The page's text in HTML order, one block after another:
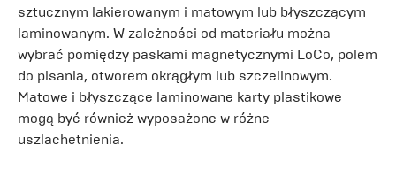
sztucznym lakierowanym i matowym lub błyszczącym
laminowanym. W zależności od materiału można
wybrać pomiędzy paskami magnetycznymi LoCo, polem
do pisania, otworem okrągłym lub szczelinowym.
Matowe i błyszczące laminowane karty plastikowe
mogą być również wyposażone w różne
uszlachetnienia.